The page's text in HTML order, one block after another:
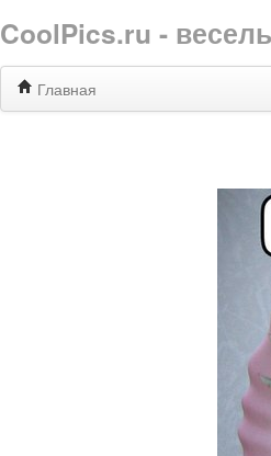
CoolPics.ru -
Главная